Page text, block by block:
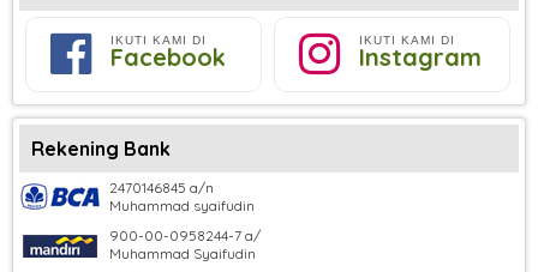
IKUTI KAMI DI
Facebook
IKUTI KAMI DI
Instagram
Rekening Bank
2470146845 a/n
Muhammad syaifudin
900-00-0958244-7 a/
Muhammad Syaifudin